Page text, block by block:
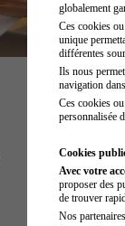
globalement
Ces cookies
unique
différentes
Ils nous
navigation
Ces cookies
personnalisée
Cookies
Avec votre
proposer des
de trouver
Nos